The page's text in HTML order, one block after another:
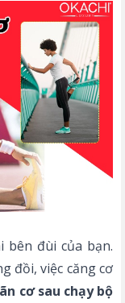
đùi của bạn.
đồi, việc căng cơ
cơ sau chạy bộ